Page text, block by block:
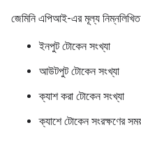
জেমিনি এপিআই-এর মূল্য নিম্নলিখিত
ইনপুট টোকেন সংখ্যা
আউটপুট টোকেন সংখ্যা
ক্যাশ করা টোকেন সংখ্যা
ক্যাশে টোকেন সংরক্ষণের